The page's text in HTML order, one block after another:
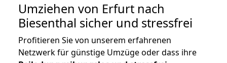
Umziehen von Erfurt nach
Biesenthal sicher und stressfrei
Profitieren Sie von unserem erfahrenen
Netzwerk für günstige Umzüge oder dass ihre